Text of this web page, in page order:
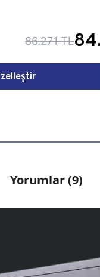
86.271 TL
Yorumlar (9)